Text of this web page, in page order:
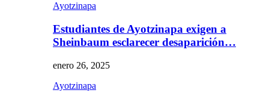
Ayotzinapa
Estudiantes de Ayotzinapa exigen a
Sheinbaum esclarecer desaparición…
enero 26, 2025
Ayotzinapa